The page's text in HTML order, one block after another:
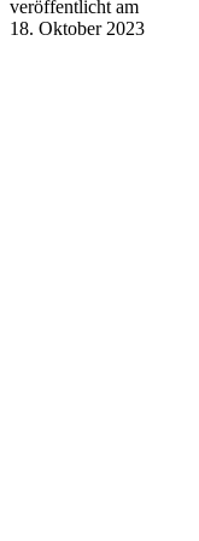
veröffentlicht am
18. Oktober 2023